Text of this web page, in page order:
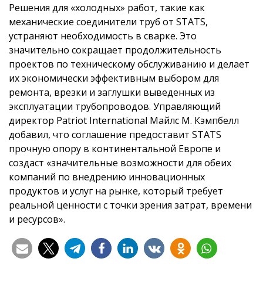
Решения для «холодных» работ, такие как
механические соединители труб от STATS,
устраняют необходимость в сварке. Это
значительно сокращает продолжительность
проектов по техническому обслуживанию и делает
их экономически эффективным выбором для
ремонта, врезки и заглушки выведенных из
эксплуатации трубопроводов. Управляющий
директор Patriot International Майлс М. Кэмпбелл
добавил, что соглашение предоставит STATS
прочную опору в континентальной Европе и
создаст «значительные возможности для обеих
компаний по внедрению инновационных
продуктов и услуг на рынке, который требует
реальной ценности с точки зрения затрат, времени
и ресурсов».